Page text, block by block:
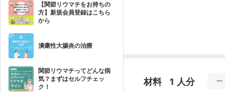
【関節リウマチをお持ちの
方】新規会員登録はこちら
から
潰瘍性大腸炎の治療
関節リウマチってどんな病
気？まずはセルフチェッ
ク！
材料 1 人分